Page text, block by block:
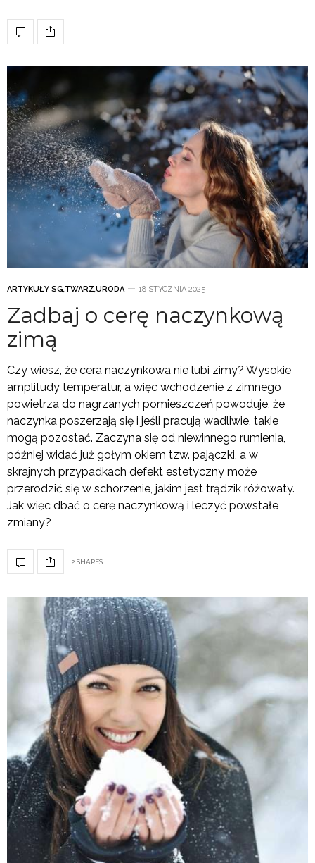
ARTYKUŁY SG,TWARZ,URODA 18 STYCZNIA 2025
Zadbaj o cerę naczynkową
zimą
Czy wiesz, że cera naczynkowa nie lubi zimy? Wysokie
amplitudy temperatur, a więc wchodzenie z zimnego
powietrza do nagrzanych pomieszczeń powoduje, że
naczynka poszerzają się i jeśli pracują wadliwie, takie
mogą pozostać. Zaczyna się od niewinnego rumienia,
później widać już gołym okiem tzw. pajączki, a w
skrajnych przypadkach defekt estetyczny może
przerodzić się w schorzenie, jakim jest trądzik różowaty.
Jak więc dbać o cerę naczynkową i leczyć powstałe
zmiany?
2 SHARES